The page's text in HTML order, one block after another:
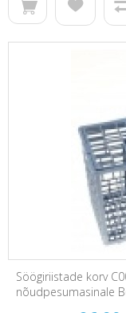
Söögiriistade korv
nõudpesumasinale